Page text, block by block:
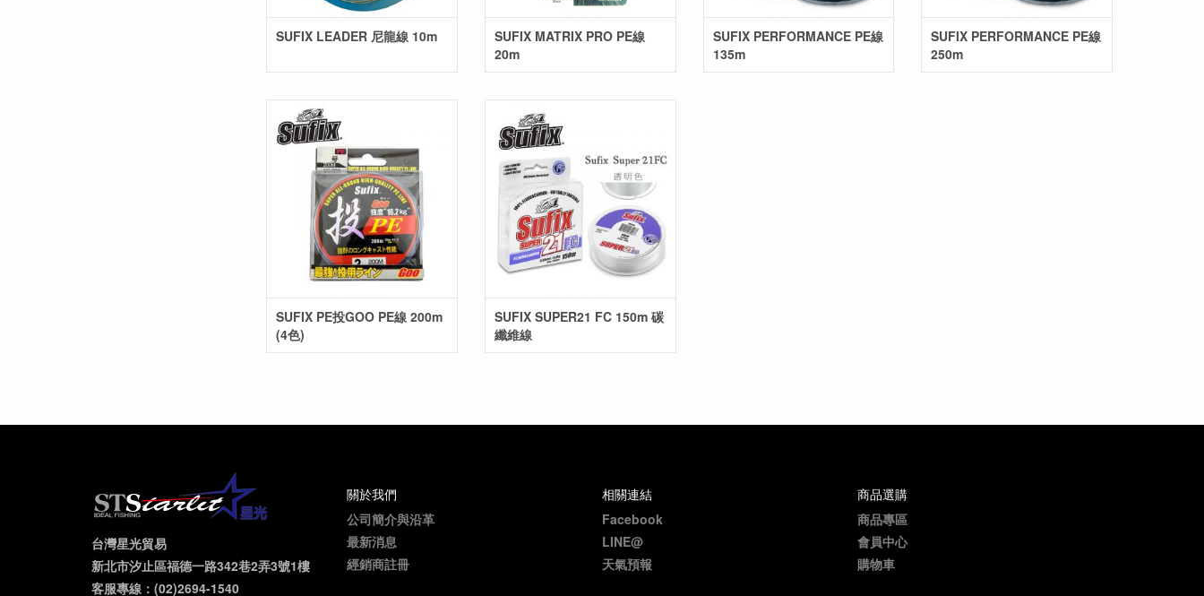
SUFIX LEADER 尼龍線 10m
SUFIX MATRIX PRO PE線
20m
SUFIX PERFORMANCE PE線
135m
SUFIX PERFORMANCE PE線
250m
SUFIX PE投GOO PE線 200m
(4色)
SUFIX SUPER21 FC 150m 碳
纖維線
台灣星光貿易
新北市汐止區福德一路342巷2弄3號1樓
客服專線：(02)2694-1540
關於我們
公司簡介與沿革
最新消息
經銷商註冊
相關連結
Facebook
LINE@
天氣預報
商品選購
商品專區
會員中心
購物車